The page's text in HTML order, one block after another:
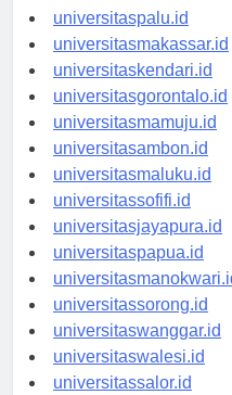
universitasmanado.id
universitaspalu.id
universitasmakassar.id
universitaskendari.id
universitasgorontalo.id
universitasmamuju.id
universitasambon.id
universitasmaluku.id
universitassofifi.id
universitasjayapura.id
universitaspapua.id
universitasmanokwari.id
universitassorong.id
universitaswanggar.id
universitaswalesi.id